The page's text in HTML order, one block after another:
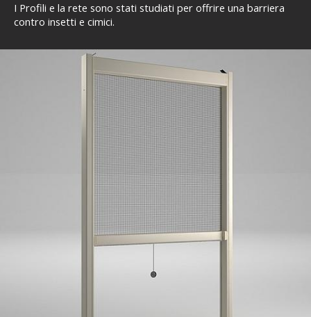
I Profili e la rete sono stati studiati per offrire una barriera
contro insetti e cimici.